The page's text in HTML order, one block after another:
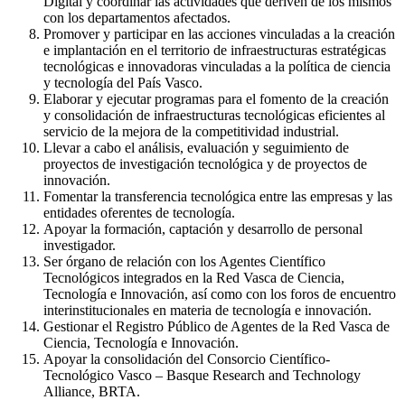
con los departamentos afectados.
Promover y participar en las acciones vinculadas a la creación
e implantación en el territorio de infraestructuras estratégicas
tecnológicas e innovadoras vinculadas a la política de ciencia
y tecnología del País Vasco.
Elaborar y ejecutar programas para el fomento de la creación
y consolidación de infraestructuras tecnológicas eficientes al
servicio de la mejora de la competitividad industrial.
Llevar a cabo el análisis, evaluación y seguimiento de
proyectos de investigación tecnológica y de proyectos de
innovación.
Fomentar la transferencia tecnológica entre las empresas y las
entidades oferentes de tecnología.
Apoyar la formación, captación y desarrollo de personal
investigador.
Ser órgano de relación con los Agentes Científico
Tecnológicos integrados en la Red Vasca de Ciencia,
Tecnología e Innovación, así como con los foros de encuentro
interinstitucionales en materia de tecnología e innovación.
Gestionar el Registro Público de Agentes de la Red Vasca de
Ciencia, Tecnología e Innovación.
Apoyar la consolidación del Consorcio Científico-
Tecnológico Vasco – Basque Research and Technology
Alliance, BRTA.